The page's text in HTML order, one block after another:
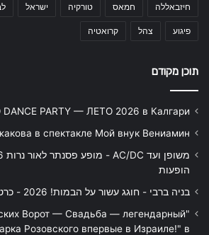
חיזבאללה חמאס טורקיה ישראל
פיגוע צהל קרואטיה
תוכן מקודם
DANCE PARTY — ЛЕТО 2026 в Калгари
в спектакле Мой внук Вениамин
הופעות
בניה ברבי - חוגג עשור על הבמות! 2026 - כרטיסים ולוח הופעות
Ворот — Свадьба — легендарный
Розовского впервые в Израиле!" в